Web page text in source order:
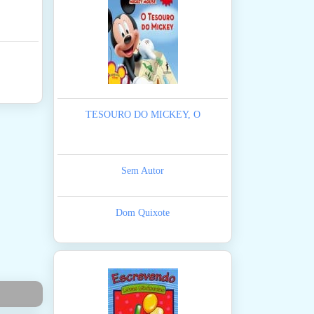
TESOURO DO MICKEY, O
Sem Autor
Dom Quixote